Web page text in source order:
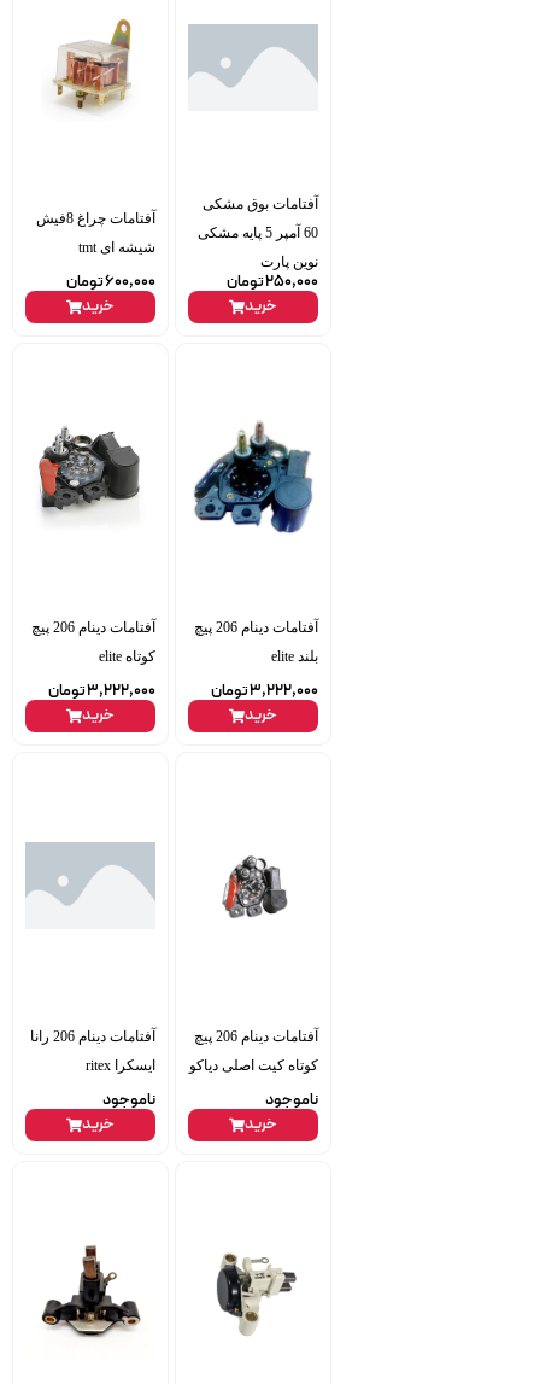
آفتامات بوق مشکی
60 آمپر 5 پایه مشکی
نوین پارت
250,000تومان
خرید
آفتامات چراغ 8فیش
شیشه ای tmt
600,000تومان
خرید
آفتامات دینام 206 پیچ
بلند elite
3,222,000تومان
خرید
آفتامات دینام 206 پیچ
کوتاه elite
3,222,000تومان
خرید
آفتامات دینام 206 پیچ
کوتاه کیت اصلی دیاکو
ناموجود
خرید
آفتامات دینام 206 رانا
ایسکرا ritex
ناموجود
خرید